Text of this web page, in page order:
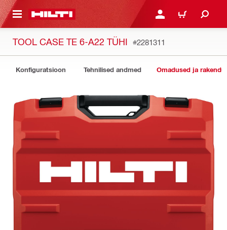
JUURDE LOGI SISSE VÕI
OSTUKORV
TOOL CASE TE 6-A22 TÜHI #2281311
Konfiguratsioon Tehnilised andmed Omadused ja